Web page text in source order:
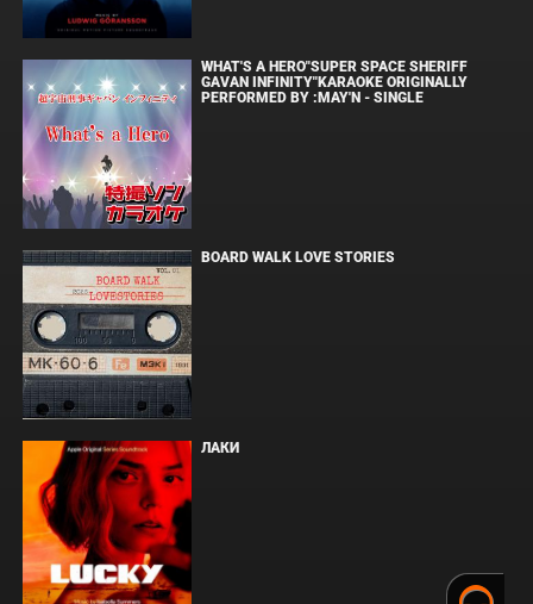
WHAT'S A HERO"SUPER SPACE SHERIFF
GAVAN INFINITY"KARAOKE ORIGINALLY
PERFORMED BY :MAY'N - SINGLE
BOARD WALK LOVE STORIES
ЛАКИ